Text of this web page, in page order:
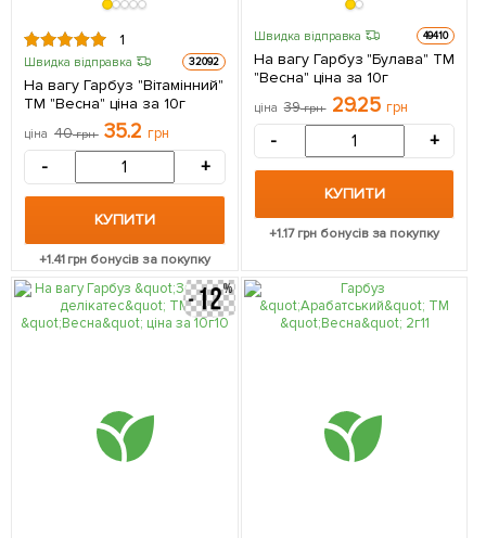
1
Швидка відправка 32092
На вагу Гарбуз "Вітамінний"
ТМ "Весна" ціна за 10г
ціна 40грн 35.2 грн
- +
КУПИТИ
+1.41грн бонусів за покупку
Швидка відправка 49410
На вагу Гарбуз "Булава" ТМ
"Весна" ціна за 10г
ціна 39грн 29.25 грн
- +
КУПИТИ
+1.17грн бонусів за покупку